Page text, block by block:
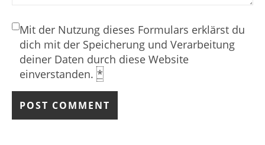
Mit der Nutzung dieses Formulars erklärst du
dich mit der Speicherung und Verarbeitung
deiner Daten durch diese Website
einverstanden. *